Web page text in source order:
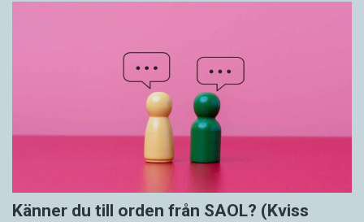
Känner du till orden från SAOL? (Kviss